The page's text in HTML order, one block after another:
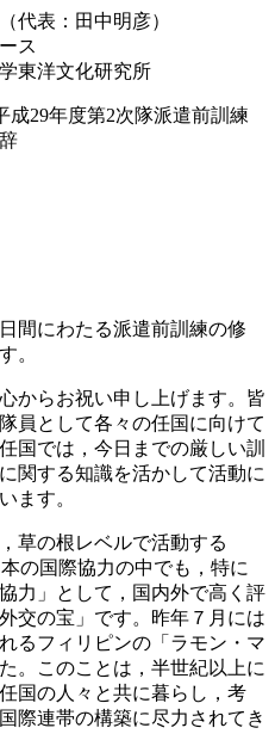
代表：田中明彦）
ス
東洋文化研究所
29年度第2次隊派遣前訓練
間にわたる派遣前訓練の修
。
からお祝い申し上げます。皆
員として各々の任国に向けて
国では，今日までの厳しい訓
関する知識を活かして活動に
ます。
草の根レベルで活動する
の国際協力の中でも，特に
力」として，国内外で高く評
交の宝」です。昨年７月には
るフィリピンの「ラモン・マ
。このことは，半世紀以上に
国の人々と共に暮らし，考
際連帯の構築に尽力されてき